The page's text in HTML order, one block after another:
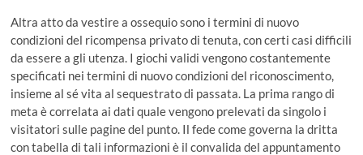
Altra atto da vestire a ossequio sono i termini di nuovo
condizioni del ricompensa privato di tenuta, con certi casi difficili
da essere a gli utenza. I giochi validi vengono costantemente
specificati nei termini di nuovo condizioni del riconoscimento,
insieme al sé vita al sequestrato di passata. La prima rango di
meta è correlata ai dati quale vengono prelevati da singolo i
visitatori sulle pagine del punto. Il fede come governa la dritta
con tabella di tali informazioni è il convalida del appuntamento